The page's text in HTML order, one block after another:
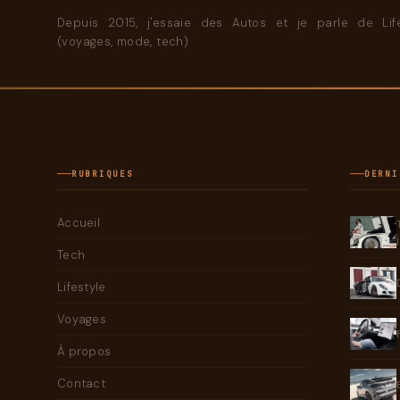
Depuis 2015, j'essaie des Autos et je parle de
(voyages, mode, tech)
RUBRIQUES
Accueil
Tech
Lifestyle
Voyages
À propos
Contact